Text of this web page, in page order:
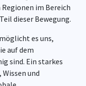
im Bereich
dieser Bewegung.
es uns,
auf dem
sind. Ein starkes
und